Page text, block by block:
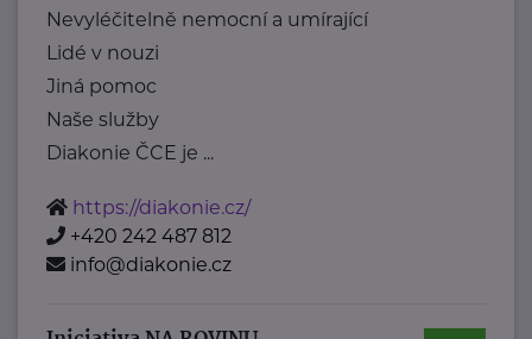
Nevyléčitelně nemocní a umírající
Lidé v nouzi
Jiná pomoc
Naše služby
Diakonie ČCE je ...
https://diakonie.cz/
+420 242 487 812
info@diakonie.cz